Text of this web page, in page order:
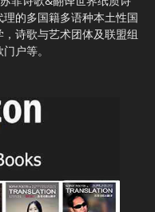
的多国籍多语种本土性国
诗歌与艺术团体及联盟组
户等。